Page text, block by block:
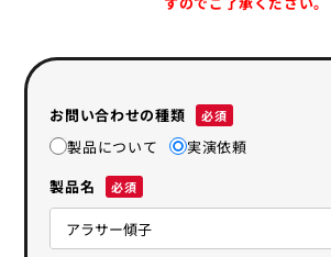
お問い合わせの種類
製品について
実演依頼
製品名